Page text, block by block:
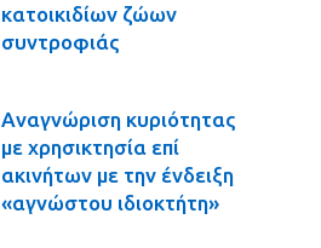
κατοικιδίων ζώων
συντροφιάς
Αναγνώριση κυριότητας
με χρησικτησία επί
ακινήτων με την ένδειξη
«αγνώστου ιδιοκτήτη»